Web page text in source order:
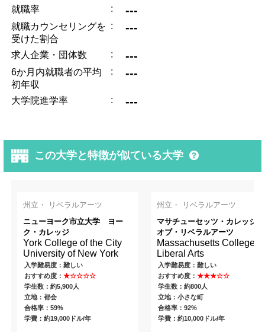
就職率 : ---
就職カウンセリングを
受けた割合
: ---
求人企業・団体数 : ---
6か月内就職者の平均
初年収
: ---
大学院進学率 : ---
この大学と特徴が似ている大学
州立・ リベラルアーツ
ニューヨーク市立大学 ヨー
ク・カレッジ
York College of the City
University of New York
入学難易度：難しい
おすすめ度：★☆☆☆☆
学生数：約5,900人
立地：都会
合格率：59%
学費：約19,000ドル/年
州立・ リベラルアーツ
マサチューセッツ・カレッジ・
オブ・リベラルアーツ
Massachusetts College of
Liberal Arts
入学難易度：難しい
おすすめ度： ★★★☆☆
学生数：約800人
立地：小さな町
合格率：92%
学費：約10,000ドル/年